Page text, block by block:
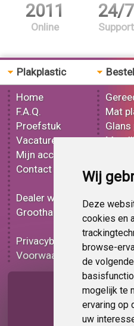
Wij
Deze
cookies en
browse-
de
mogelijk te
ervaring op
uw
2011
Online
24/7
Support
Plakplastic
Home
F.A.Q.
Proefstuk
Vacatures
Mijn account
Contact
Dealer worden
Groothandel
Privacybeleid
Voorwaarden
Mat
Op
Pagina